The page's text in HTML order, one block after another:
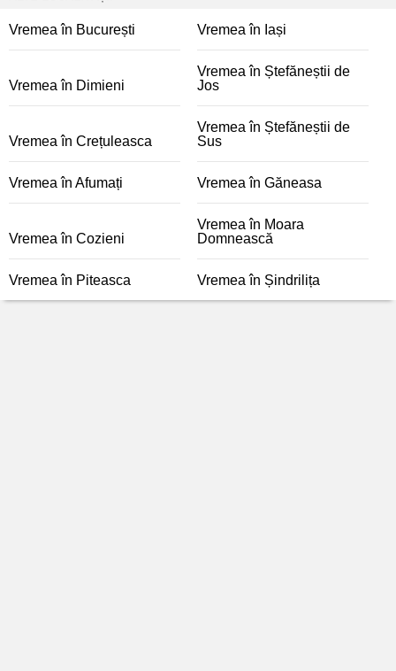
Vremea în București Vremea în Iași
Vremea în Dimieni
Vremea în Ștefăneștii de
Jos
Vremea în Crețuleasca
Vremea în Ștefăneștii de
Sus
Vremea în Afumați Vremea în Găneasa
Vremea în Cozieni
Vremea în Moara
Domnească
Vremea în Piteasca Vremea în Șindrilița